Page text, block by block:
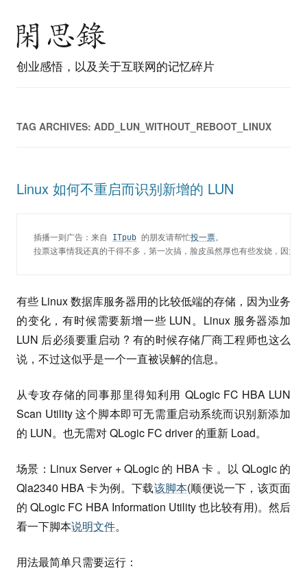
创业感悟，以及关于互联网的记忆碎片
TAG ARCHIVES: ADD_LUN_WITHOUT_REBOOT_LINUX
Linux 如何不重启而识别新增的 LUN
插播一则广告：来自 ITpub 的朋友请帮忙投一票。
拉票这事情我还真的干得不多，第一次搞，脸皮虽然厚也有些发烧，因为已
有些 Linux 数据库服务器用的比较低端的存储，因为业务
的变化，有时候需要新增一些 LUN。Linux 服务器添加
LUN 后必须要重启动 ? 有的时候存储厂商工程师也这么
说，不过这似乎是一个一直被误解的信息。
从专攻存储的同事那里得知利用 QLogic FC HBA LUN
Scan Utility 这个脚本即可无需重启动系统而识别新添加
的 LUN。也无需对 QLogic FC driver 的重新 Load。
场景：Linux Server + QLogic 的 HBA 卡 。以 QLogic 的
Qla2340 HBA 卡为例。下载该脚本(顺便说一下，该页面
的 QLogic FC HBA Information Utility 也比较有用)。然后
看一下脚本说明文件。
用法最简单只需要运行：